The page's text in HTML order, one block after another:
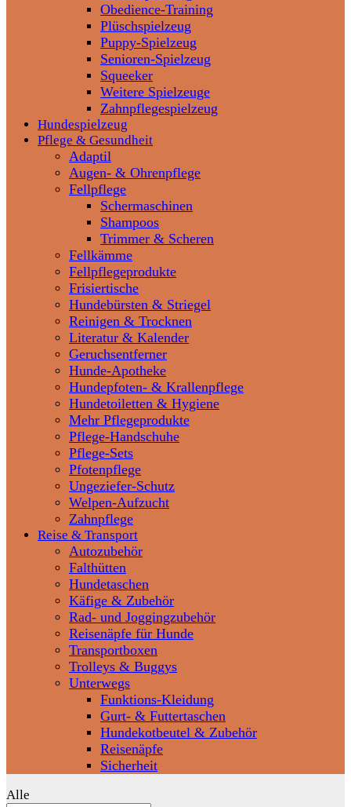
Obedience-Training
Plüschspielzeug
Puppy-Spielzeug
Senioren-Spielzeug
Squeeker
Weitere Spielzeuge
Zahnpflegespielzeug
Hundespielzeug
Pflege & Gesundheit
Adaptil
Augen- & Ohrenpflege
Fellpflege
Schermaschinen
Shampoos
Trimmer & Scheren
Fellkämme
Fellpflegeprodukte
Frisiertische
Hundebürsten & Striegel
Reinigen & Trocknen
Literatur & Kalender
Geruchsentferner
Hunde-Apotheke
Hundepfoten- & Krallenpflege
Hundetoiletten & Hygiene
Mehr Pflegeprodukte
Pflege-Handschuhe
Pflege-Sets
Pfotenpflege
Ungeziefer-Schutz
Welpen-Aufzucht
Zahnpflege
Reise & Transport
Autozubehör
Falthütten
Hundetaschen
Käfige & Zubehör
Rad- und Joggingzubehör
Reisenäpfe für Hunde
Transportboxen
Trolleys & Buggys
Unterwegs
Funktions-Kleidung
Gurt- & Futtertaschen
Hundekotbeutel & Zubehör
Reisenäpfe
Sicherheit
Alle